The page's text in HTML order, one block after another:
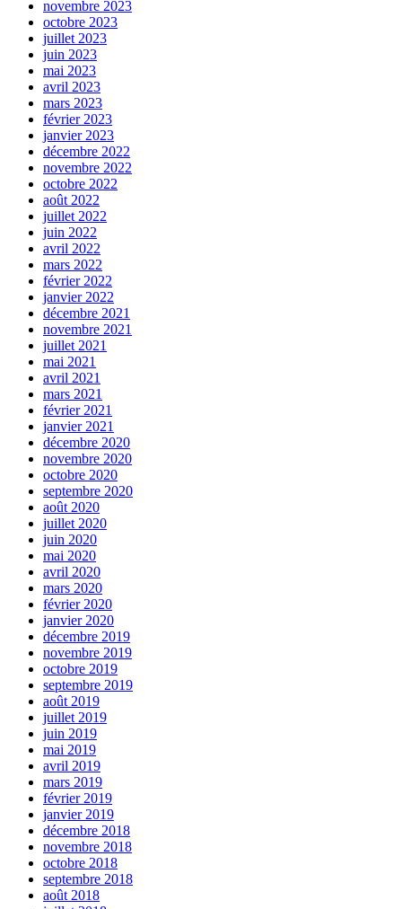
novembre 2023
octobre 2023
juillet 2023
juin 2023
mai 2023
avril 2023
mars 2023
février 2023
janvier 2023
décembre 2022
novembre 2022
octobre 2022
août 2022
juillet 2022
juin 2022
avril 2022
mars 2022
février 2022
janvier 2022
décembre 2021
novembre 2021
juillet 2021
mai 2021
avril 2021
mars 2021
février 2021
janvier 2021
décembre 2020
novembre 2020
octobre 2020
septembre 2020
août 2020
juillet 2020
juin 2020
mai 2020
avril 2020
mars 2020
février 2020
janvier 2020
décembre 2019
novembre 2019
octobre 2019
septembre 2019
août 2019
juillet 2019
juin 2019
mai 2019
avril 2019
mars 2019
février 2019
janvier 2019
décembre 2018
novembre 2018
octobre 2018
septembre 2018
août 2018